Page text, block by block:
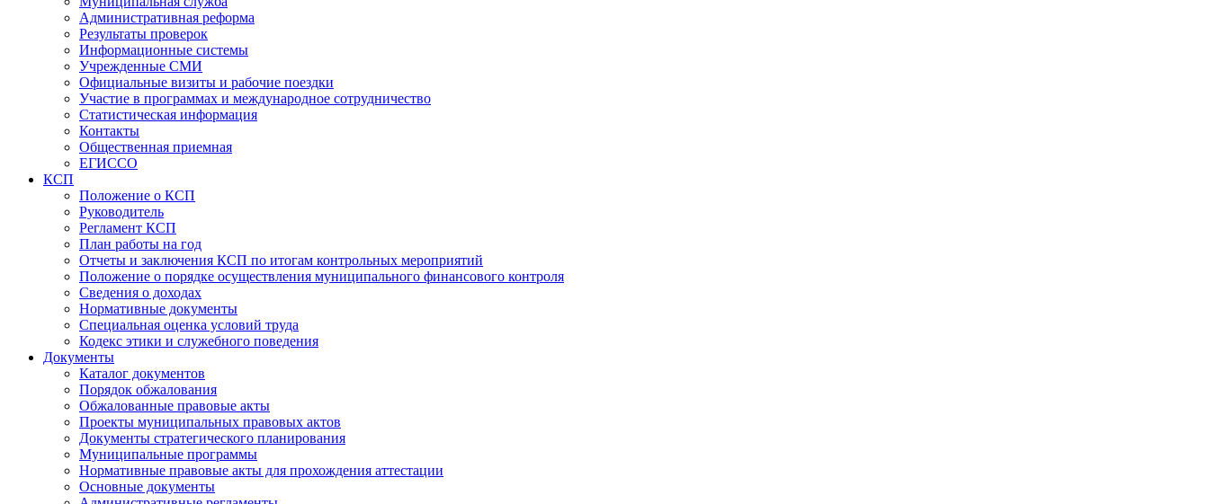
Административная реформа
Результаты проверок
Информационные системы
Учрежденные СМИ
Официальные визиты и рабочие поездки
Участие в программах и международное сотрудничество
Статистическая информация
Контакты
Общественная приемная
ЕГИССО
КСП
Положение о КСП
Руководитель
Регламент КСП
План работы на год
Отчеты и заключения КСП по итогам контрольных мероприятий
Положение о порядке осуществления муниципального финансового контроля
Сведения о доходах
Нормативные документы
Специальная оценка условий труда
Кодекс этики и служебного поведения
Документы
Каталог документов
Порядок обжалования
Обжалованные правовые акты
Проекты муниципальных правовых актов
Документы стратегического планирования
Муниципальные программы
Нормативные правовые акты для прохождения аттестации
Основные документы